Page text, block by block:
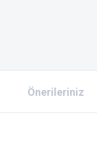
Önerileriniz